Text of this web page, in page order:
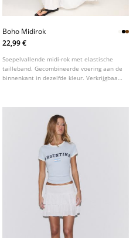
Boho Midirok
22,99 €
Soepelvallende midi-rok met elastische
tailleband. Gecombineerde voering aan de
binnenkant in dezelfde kleur. Verkrijgbaar